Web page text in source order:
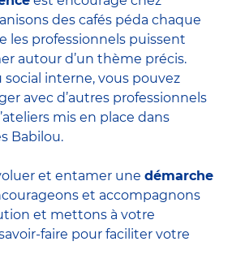
des cafés péda chaque
les professionnels puissent
autour d’un thème précis.
social interne, vous pouvez
avec d’autres professionnels
mis en place dans
Babilou.
et entamer une démarche
et accompagnons
et mettons à votre
faire pour faciliter votre